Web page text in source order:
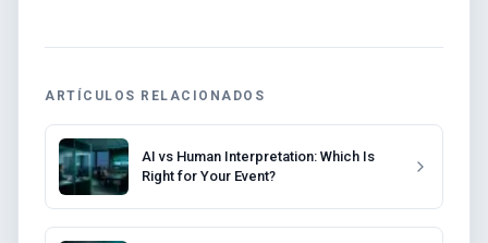
ARTÍCULOS RELACIONADOS
AI vs Human Interpretation: Which Is
Right for Your Event?